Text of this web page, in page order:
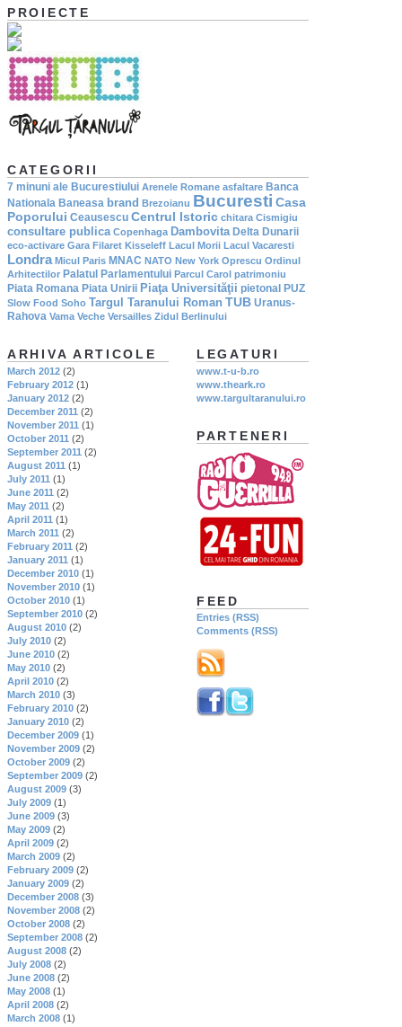
PROIECTE
CATEGORII
7 minuni ale Bucurestiului Arenele Romane asfaltare Banca
Nationala Baneasa brand Brezoianu Bucuresti Casa
Poporului Ceausescu Centrul Istoric chitara Cismigiu
consultare publica Copenhaga Dambovita Delta Dunarii
eco-activare Gara Filaret Kisseleff Lacul Morii Lacul Vacaresti
Londra Micul Paris MNAC NATO New York Oprescu Ordinul
Arhitectilor Palatul Parlamentului Parcul Carol patrimoniu
Piata Romana Piata Unirii Piaţa Universităţii pietonal PUZ
Slow Food Soho Targul Taranului Roman TUB Uranus-
Rahova Vama Veche Versailles Zidul Berlinului
LEGATURI
www.t-u-b.ro
www.theark.ro
www.targultaranului.ro
PARTENERI
FEED
Entries (RSS)
Comments (RSS)
ARHIVA ARTICOLE
March 2012 (2)
February 2012 (1)
January 2012 (2)
December 2011 (2)
November 2011 (1)
October 2011 (2)
September 2011 (2)
August 2011 (1)
July 2011 (1)
June 2011 (2)
May 2011 (2)
April 2011 (1)
March 2011 (2)
February 2011 (2)
January 2011 (1)
December 2010 (1)
November 2010 (1)
October 2010 (1)
September 2010 (2)
August 2010 (2)
July 2010 (2)
June 2010 (2)
May 2010 (2)
April 2010 (2)
March 2010 (3)
February 2010 (2)
January 2010 (2)
December 2009 (1)
November 2009 (2)
October 2009 (2)
September 2009 (2)
August 2009 (3)
July 2009 (1)
June 2009 (3)
May 2009 (2)
April 2009 (2)
March 2009 (2)
February 2009 (2)
January 2009 (2)
December 2008 (3)
November 2008 (2)
October 2008 (2)
September 2008 (2)
August 2008 (2)
July 2008 (2)
June 2008 (2)
May 2008 (1)
April 2008 (2)
March 2008 (1)